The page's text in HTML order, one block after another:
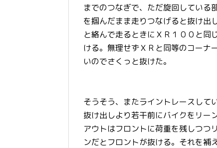
までのつなぎで、ただ旋回している
を掴んだまま走りつなげると抜け出
と絡んで走るときにＸＲ１００と同
ける。無理せずＸＲと同等のコーナ
いのでさくっと抜けた。
そうそう、またライントレースして
抜け出しより若干前にバイクをリー
アウトはフロントに荷重を残しつつ
ンだとフロントが抜ける。それを補